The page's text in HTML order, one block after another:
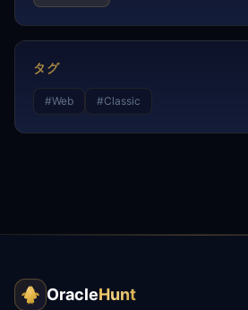
タグ
#Web #Classic
OracleHunt